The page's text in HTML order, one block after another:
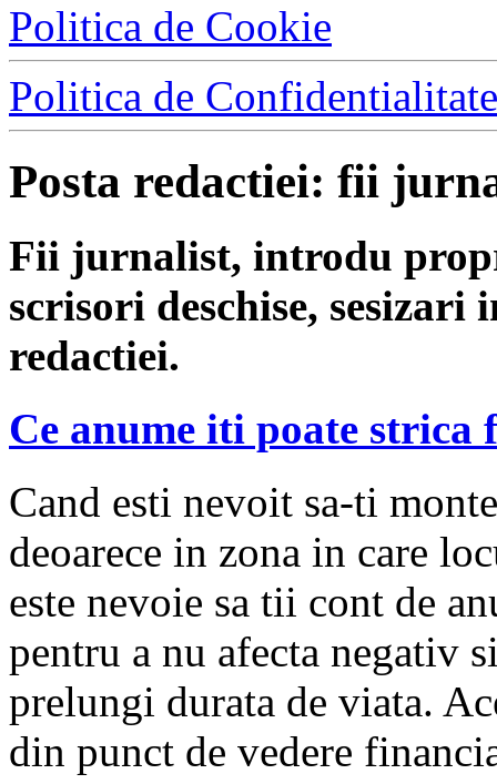
Politica de Cookie
Politica de Confidentialitate
Posta redactiei: fii
Fii jurnalist, introdu
scrisori deschise, sesizari
redactiei.
Ce anume iti poate strica
Cand esti nevoit sa-ti
deoarece in zona in care
este nevoie sa tii cont de
pentru a nu afecta negativ
prelungi durata de viata.
din punct de vedere